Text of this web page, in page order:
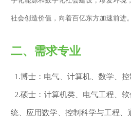
社会创造价值，向着百亿东方加速前进。
二、需求专业
1.博士：电气、计算机、数学、
2.硕士：计算机类、电气工程、
统、应用数学、控制科学与工程、